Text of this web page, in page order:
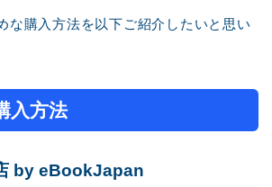
な購入方法を以下ご紹介したいと思い
入方法
by eBookJapan